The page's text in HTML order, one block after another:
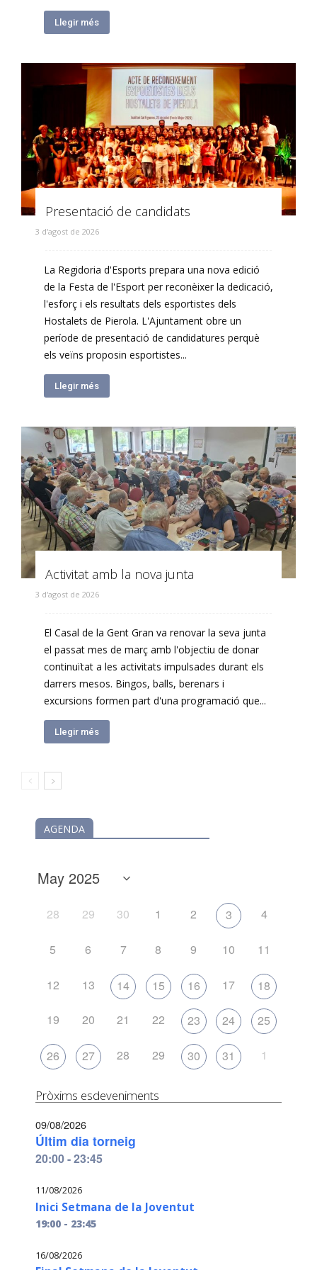
Llegir més
Presentació de candidats
3 d'agost de 2026
La Regidoria d'Esports prepara una nova edició
de la Festa de l'Esport per reconèixer la dedicació,
l'esforç i els resultats dels esportistes dels
Hostalets de Pierola. L'Ajuntament obre un
període de presentació de candidatures perquè
els veïns proposin esportistes...
Llegir més
Activitat amb la nova junta
3 d'agost de 2026
El Casal de la Gent Gran va renovar la seva junta
el passat mes de març amb l'objectiu de donar
continuïtat a les activitats impulsades durant els
darrers mesos. Bingos, balls, berenars i
excursions formen part d'una programació que...
Llegir més
AGENDA
28 29 30 1 2 3 4
5 6 7 8 9 10 11
12 13 14 15 16 17 18
19 20 21 22 23 24 25
26 27 28 29 30 31 1
Pròxims esdeveniments
09/08/2026
Últim dia torneig
20:00 - 23:45
11/08/2026
Inici Setmana de la Joventut
19:00 - 23:45
16/08/2026